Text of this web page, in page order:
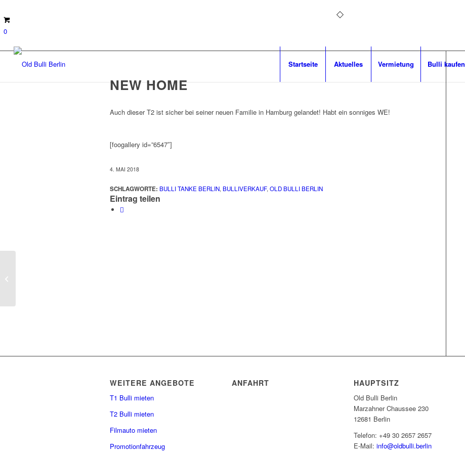
0
Startseite Aktuelles Vermietung Bulli kaufen
NEW HOME
Auch dieser T2 ist sicher bei seiner neuen Familie in Hamburg gelandet! Habt ein sonniges WE!
[foogallery id=”6547″]
4. MAI 2018
SCHLAGWORTE: BULLI TANKE BERLIN, BULLIVERKAUF, OLD BULLI BERLIN
Eintrag teilen
WEITERE ANGEBOTE
T1 Bulli mieten
T2 Bulli mieten
Filmauto mieten
Promotionfahrzeug
ANFAHRT HAUPTSITZ
Old Bulli Berlin
Marzahner Chaussee 230
12681 Berlin
Telefon: +49 30 2657 2657
E-Mail:info@oldbulli.berlin